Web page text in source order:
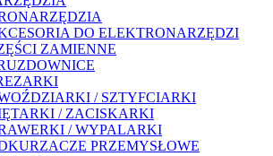
DO ELEKTRONARZĘDZI
ZAMIENNE
/ SZTYFCIARKI
/ ZACISKARKI
/ WYPALARKI
PRZEMYSŁOWE